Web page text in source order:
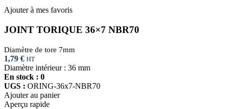
Ajouter à mes favoris
JOINT TORIQUE 36×7 NBR70
Diamètre de tore 7mm
1,79 € HT
Diamètre intérieur : 36 mm
En stock : 0
UGS : ORING-36x7-NBR70
Ajouter au panier
Aperçu rapide